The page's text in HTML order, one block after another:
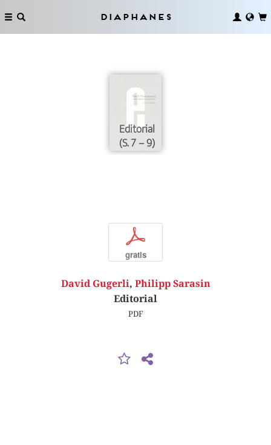
Diaphanes
Editorial
(S. 7 – 9)
p
gratis
David Gugerli, Philipp Sarasin
Editorial
PDF